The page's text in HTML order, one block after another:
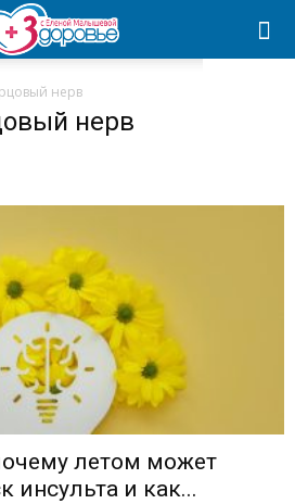
нерв
нерв
летом может
инсульта и как...